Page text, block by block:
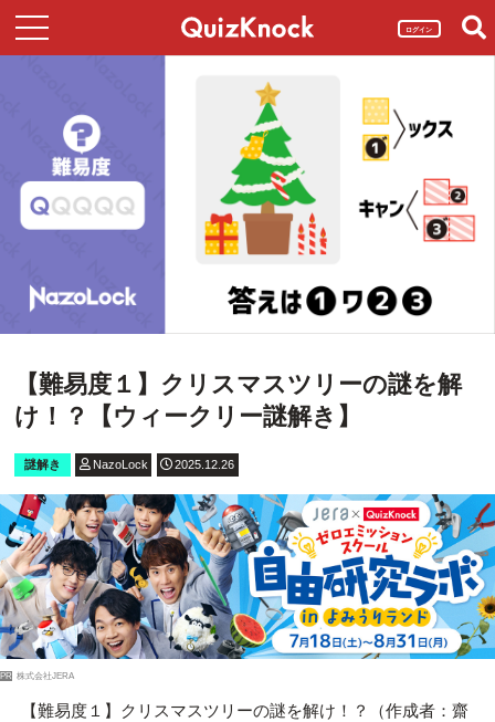
ログイン
【難易度１】クリスマスツリーの謎を解
け！？【ウィークリー謎解き】
謎解き NazoLock 2025.12.26
PR 株式会社JERA
【難易度１】クリスマスツリーの謎を解け！？（作成者：齋